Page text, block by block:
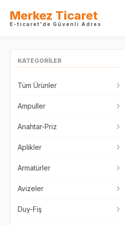
Merkez Ticaret
E-ticaret'de Güvenli Adres
KATEGORİLER
Tüm Ürünler
Ampuller
Anahtar-Priz
Aplikler
Armatürler
Avizeler
Duy-Fiş